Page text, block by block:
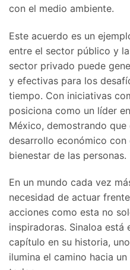
con el medio ambiente.
Este acuerdo es un
entre el sector público y
sector privado puede
y efectivas para los
tiempo. Con iniciativas
posiciona como un líder
México, demostrando
desarrollo económico
bienestar de las personas.
En un mundo cada vez
necesidad de actuar
acciones como esta no
inspiradoras. Sinaloa está
capítulo en su historia,
ilumina el camino hacia